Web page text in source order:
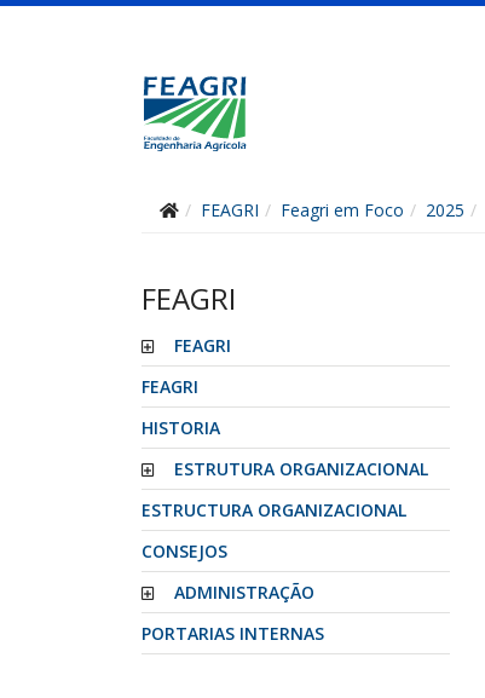
FEAGRI Feagri em Foco 2025
FEAGRI
FEAGRI
FEAGRI
HISTORIA
ESTRUTURA ORGANIZACIONAL
ESTRUCTURA ORGANIZACIONAL
CONSEJOS
ADMINISTRAÇÃO
PORTARIAS INTERNAS